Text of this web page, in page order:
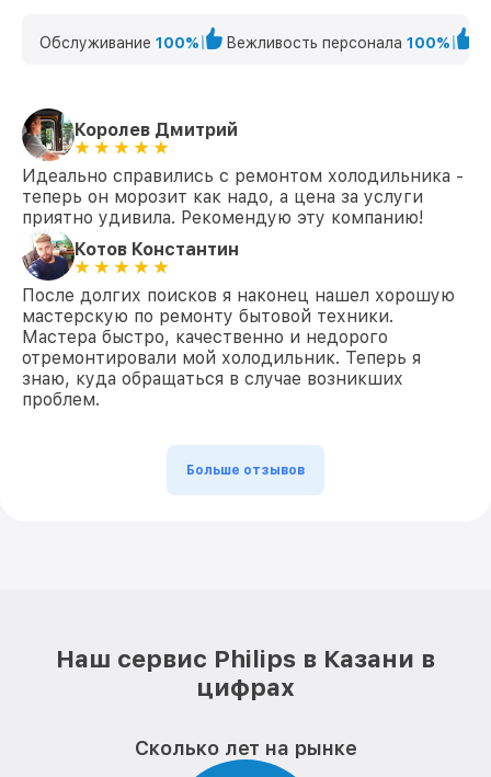
Обслуживание 100% Вежливость персонала 100%
Королев Дмитрий
Идеально справились с ремонтом холодильника -
теперь он морозит как надо, а цена за услуги
приятно удивила. Рекомендую эту компанию!
Котов Константин
После долгих поисков я наконец нашел хорошую
мастерскую по ремонту бытовой техники.
Мастера быстро, качественно и недорого
отремонтировали мой холодильник. Теперь я
знаю, куда обращаться в случае возникших
проблем.
Больше отзывов
Наш сервис Philips в Казани в
цифрах
Сколько лет на рынке